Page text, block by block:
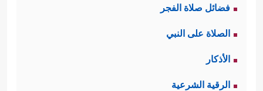
فضائل صلاة الفجر
الصلاة على النبي
الأذكار
الرقية الشرعية